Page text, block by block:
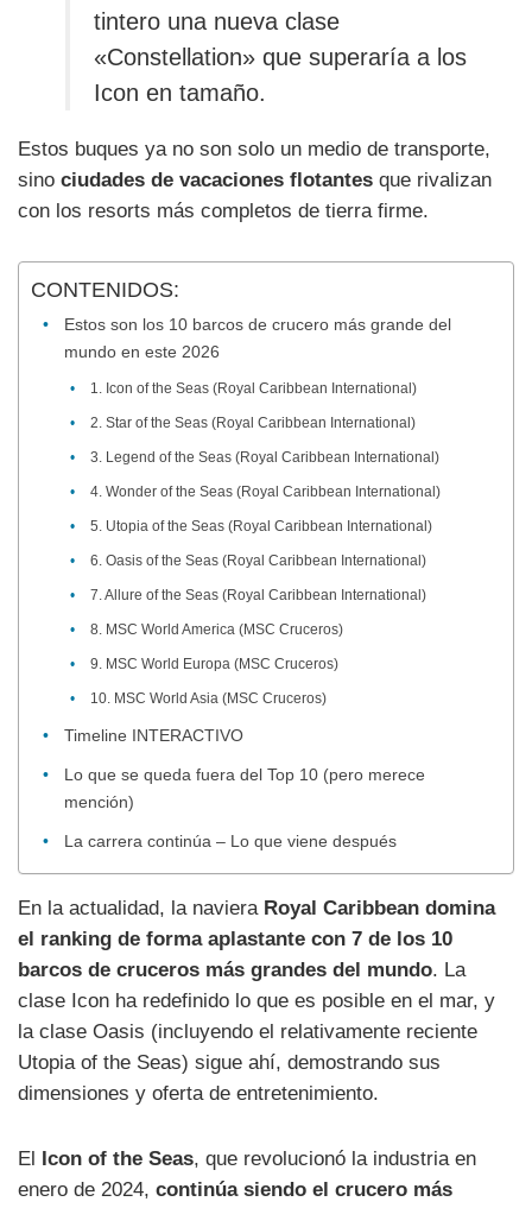
tintero una nueva clase
«Constellation» que superaría a los
Icon en tamaño.
Estos buques ya no son solo un medio de transporte,
sino ciudades de vacaciones flotantes que rivalizan
con los resorts más completos de tierra firme.
CONTENIDOS:
Estos son los 10 barcos de crucero más grande del
mundo en este 2026
1. Icon of the Seas (Royal Caribbean International)
2. Star of the Seas (Royal Caribbean International)
3. Legend of the Seas (Royal Caribbean International)
4. Wonder of the Seas (Royal Caribbean International)
5. Utopia of the Seas (Royal Caribbean International)
6. Oasis of the Seas (Royal Caribbean International)
7. Allure of the Seas (Royal Caribbean International)
8. MSC World America (MSC Cruceros)
9. MSC World Europa (MSC Cruceros)
10. MSC World Asia (MSC Cruceros)
Timeline INTERACTIVO
Lo que se queda fuera del Top 10 (pero merece
mención)
La carrera continúa – Lo que viene después
En la actualidad, la naviera Royal Caribbean domina
el ranking de forma aplastante con 7 de los 10
barcos de cruceros más grandes del mundo. La
clase Icon ha redefinido lo que es posible en el mar, y
la clase Oasis (incluyendo el relativamente reciente
Utopia of the Seas) sigue ahí, demostrando sus
dimensiones y oferta de entretenimiento.
El Icon of the Seas, que revolucionó la industria en
enero de 2024, continúa siendo el crucero más